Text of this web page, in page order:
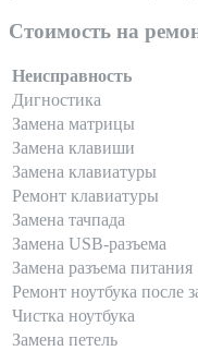
Стоимость на
Неисправность
Дигностика
Замена матрицы
Замена клавиши
Замена клавиатуры
Ремонт клавиатуры
Замена тачпада
Замена USB-разъема
Замена разъема питания
Ремонт ноутбука после
Чистка ноутбука
Замена петель